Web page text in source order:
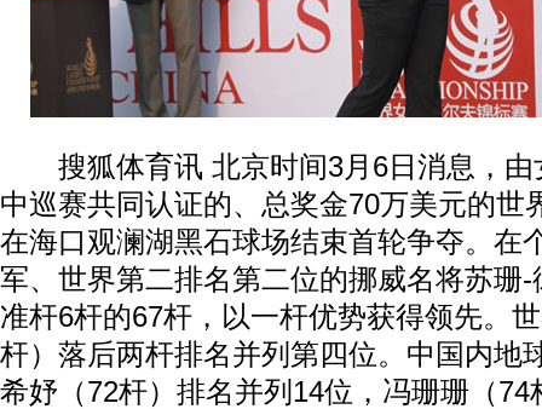
搜狐体育讯 北京时间3月6日消息，由
中巡赛共同认证的、总奖金70万美元的世
在海口观澜湖黑石球场结束首轮争夺。在
军、世界第二排名第二位的挪威名将苏珊
准杆6杆的67杆，以一杆优势获得领先。
杆）落后两杆排名并列第四位。中国内地
希妤（72杆）排名并列14位，冯珊珊（74